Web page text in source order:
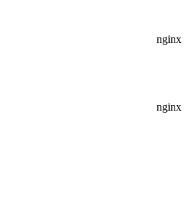
nginx
nginx